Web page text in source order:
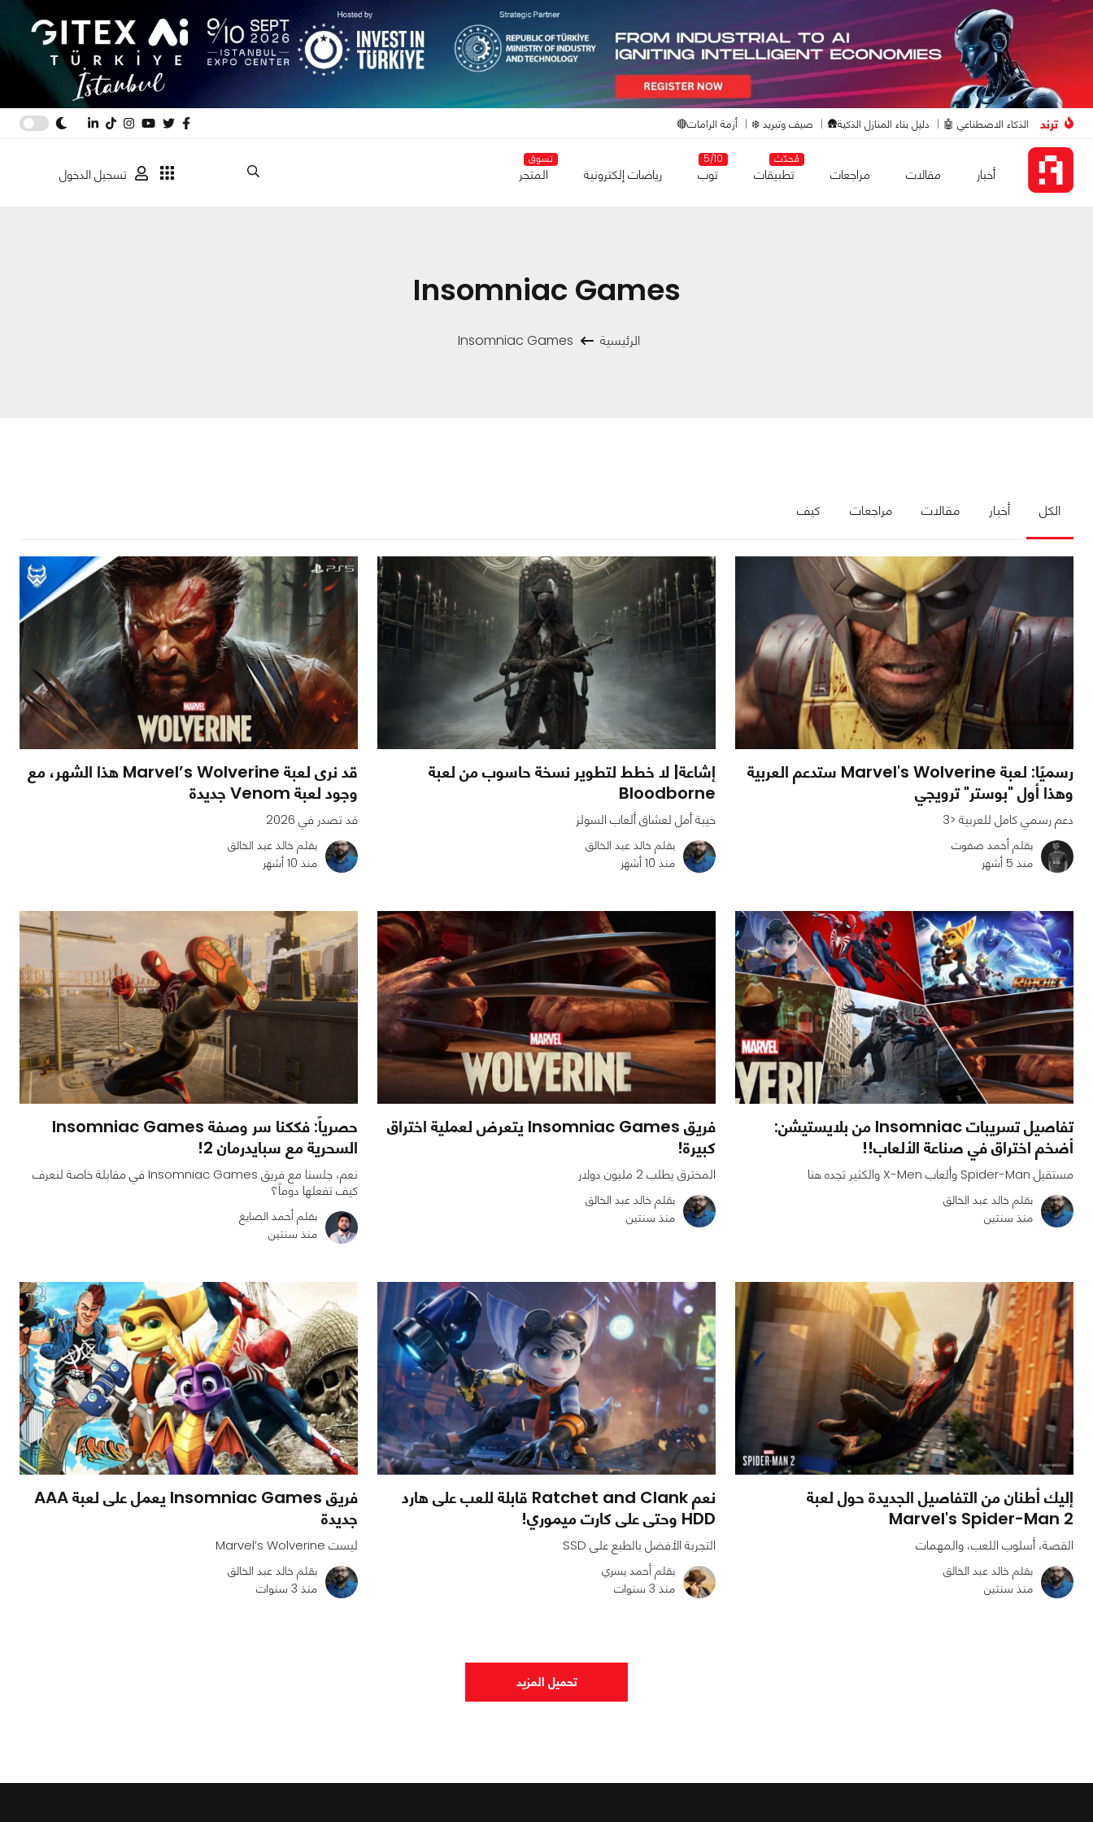
ترند الذكاء الاصطناعي 🤖 دليل بناء المنازل الذكية🛖 صيف وتبريد ❄️ أزمة الرامات🔴
أخبار مقالات مراجعات
مُحدّث
تطبيقات
5/10
توب رياضات إلكترونية
تسوق
المتجر تسجيل الدخول
Insomniac Games
الرئيسية Insomniac Games
الكل أخبار مقالات مراجعات كيف
945
0
0
رسميًا: لعبة Marvel's Wolverine ستدعم العربية
وهذا أول "بوستر" ترويجي
دعم رسمي كامل للعربية <3
بقلم أحمد صفوت
منذ 5 أشهر
0
إشاعة| لا خطط لتطوير نسخة حاسوب من لعبة
Bloodborne
خيبة أمل لعشاق ألعاب السولز
بقلم خالد عبد الخالق
منذ 10 أشهر
1197
قد نرى لعبة Marvel’s Wolverine هذا الشهر، مع
وجود لعبة Venom جديدة
قد تصدر في 2026
بقلم خالد عبد الخالق
منذ 10 أشهر
3962
0
0
تفاصيل تسريبات Insomniac من بلايستيشن:
أضخم اختراق في صناعة الألعاب!!
مستقبل Spider-Man وألعاب X-Men والكثير تجده هنا
بقلم خالد عبد الخالق
منذ سنتين
1884
0
0
فريق Insomniac Games يتعرض لعملية اختراق
كبيرة!
المخترق يطلب 2 مليون دولار
بقلم خالد عبد الخالق
منذ سنتين
1
حصرياً: فككنا سر وصفة Insomniac Games
السحرية مع سبايدرمان 2!
نعم، جلسنا مع فريق Insomniac Games في مقابلة خاصة لنعرف
كيف تفعلها دوماً؟
بقلم أحمد الصايغ
منذ سنتين
إليك أطنان من التفاصيل الجديدة حول لعبة
Marvel's Spider-Man 2
القصة، أسلوب اللعب، والمهمات
بقلم خالد عبد الخالق
منذ سنتين
نعم Ratchet and Clank قابلة للعب على هارد
HDD وحتى على كارت ميموري!
التجربة الأفضل بالطبع على SSD
بقلم أحمد يسري
منذ 3 سنوات
فريق Insomniac Games يعمل على لعبة AAA
جديدة
ليست Marvel’s Wolverine
بقلم خالد عبد الخالق
منذ 3 سنوات
تحميل المزيد